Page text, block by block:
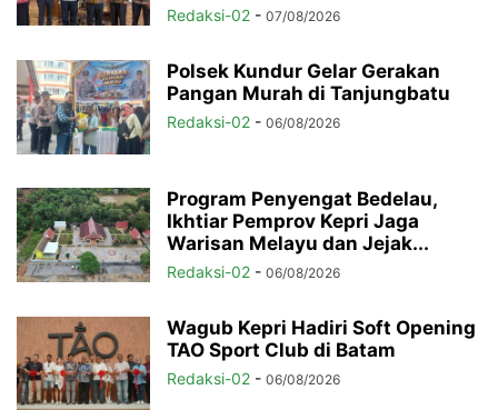
Redaksi-02 - 07/08/2026
Polsek Kundur Gelar Gerakan
Pangan Murah di Tanjungbatu
Redaksi-02 - 06/08/2026
Program Penyengat Bedelau,
Ikhtiar Pemprov Kepri Jaga
Warisan Melayu dan Jejak...
Redaksi-02 - 06/08/2026
Wagub Kepri Hadiri Soft Opening
TAO Sport Club di Batam
Redaksi-02 - 06/08/2026